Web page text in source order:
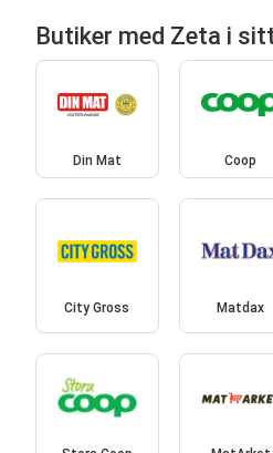
Butiker med Zeta i
Din Mat Coop
City Gross Matdax